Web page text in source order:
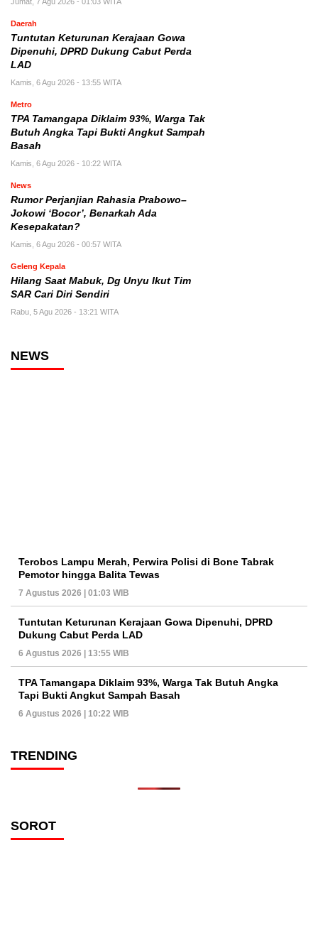
Jumat, 7 Agu 2026 - 01:03 WITA
Daerah
Tuntutan Keturunan Kerajaan Gowa
Dipenuhi, DPRD Dukung Cabut Perda
LAD
Kamis, 6 Agu 2026 - 13:55 WITA
Metro
TPA Tamangapa Diklaim 93%, Warga Tak
Butuh Angka Tapi Bukti Angkut Sampah
Basah
Kamis, 6 Agu 2026 - 10:22 WITA
News
Rumor Perjanjian Rahasia Prabowo–
Jokowi ‘Bocor’, Benarkah Ada
Kesepakatan?
Kamis, 6 Agu 2026 - 00:57 WITA
Geleng Kepala
Hilang Saat Mabuk, Dg Unyu Ikut Tim
SAR Cari Diri Sendiri
Rabu, 5 Agu 2026 - 13:21 WITA
NEWS
Terobos Lampu Merah, Perwira Polisi di Bone Tabrak
Pemotor hingga Balita Tewas
7 Agustus 2026 | 01:03 WIB
Tuntutan Keturunan Kerajaan Gowa Dipenuhi, DPRD
Dukung Cabut Perda LAD
6 Agustus 2026 | 13:55 WIB
TPA Tamangapa Diklaim 93%, Warga Tak Butuh Angka
Tapi Bukti Angkut Sampah Basah
6 Agustus 2026 | 10:22 WIB
TRENDING
SOROT